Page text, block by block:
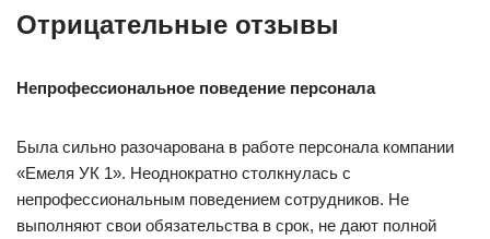
Отрицательные отзывы
Непрофессиональное поведение персонала
Была сильно разочарована в работе персонала компании
«Емеля УК 1». Неоднократно столкнулась с
непрофессиональным поведением сотрудников. Не
выполняют свои обязательства в срок, не дают полной